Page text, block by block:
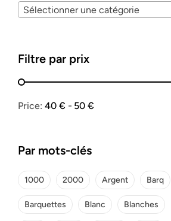
Sélectionner une catégorie
Filtre par prix
Price: 40 € 50 €
Par mots-clés
1000 2000 Argent Barq
Barquettes Blanc Blanches